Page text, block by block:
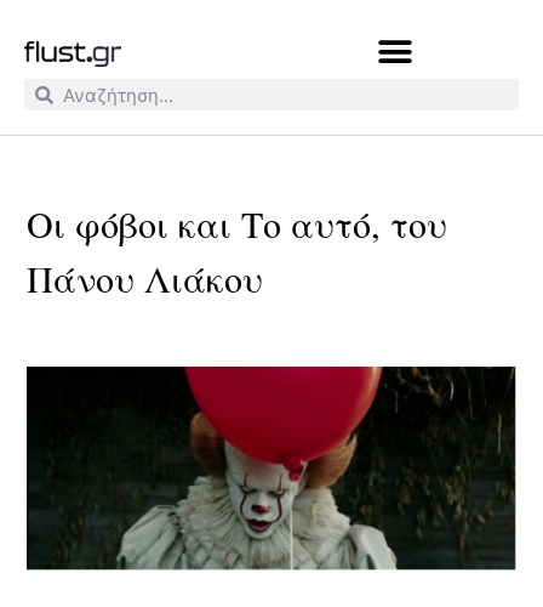
Οι φόβοι και Το αυτό, του
Πάνου Λιάκου